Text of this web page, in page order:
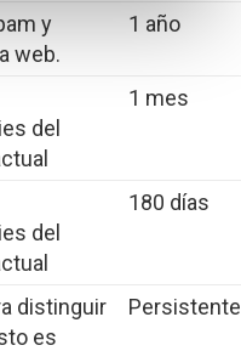
y
web.
1 año
del
1 mes
del
180 días
distinguir
es
Persistente